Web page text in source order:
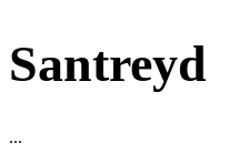
Santreyd
...